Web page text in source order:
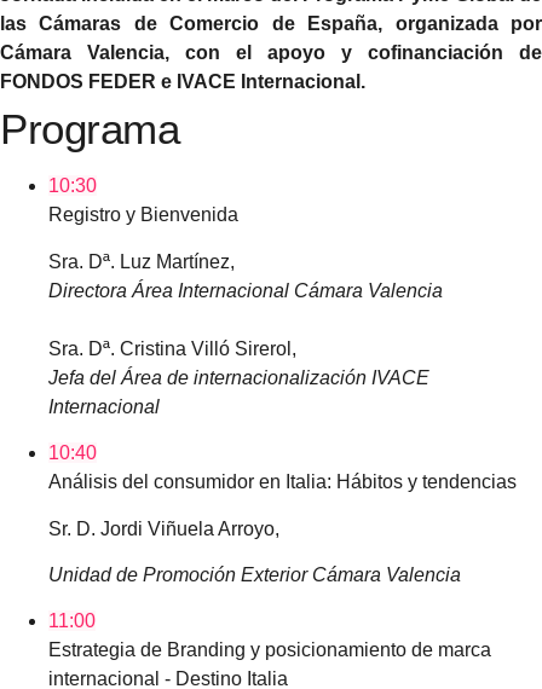
las Cámaras de Comercio de España, organizada por
Cámara Valencia, con el apoyo y cofinanciación de
FONDOS FEDER e IVACE Internacional.
Programa
10:30
Registro y Bienvenida
Sra. Dª. Luz Martínez,
Directora Área Internacional Cámara Valencia
Sra. Dª. Cristina Villó Sirerol,
Jefa del Área de internacionalización IVACE
Internacional
10:40
Análisis del consumidor en Italia: Hábitos y tendencias
Sr. D. Jordi Viñuela Arroyo,
Unidad de Promoción Exterior Cámara Valencia
11:00
Estrategia de Branding y posicionamiento de marca
internacional - Destino Italia